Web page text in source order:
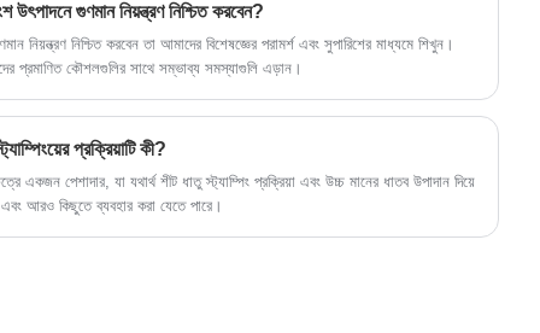
ইনস্টলেশনকে একটি হাওয়া বানিয়েছে।
উৎপাদনে গুণমান নিয়ন্ত্রণ নিশ্চিত করবেন?
নিয়ন্ত্রণ নিশ্চিত করবেন তা আমাদের বিশেষজ্ঞের পরামর্শ এবং সুপারিশের মাধ্যমে শিখুন।
প্রমাণিত কৌশলগুলির সাথে সম্ভাব্য সমস্যাগুলি এড়ান।
প্রক্রিয়াটি কী?
একজন পেশাদার, যা যথার্থ শীট ধাতু স্ট্যাম্পিং প্রক্রিয়া এবং উচ্চ মানের ধাতব উপাদান দিয়ে
আরও কিছুতে ব্যবহার করা যেতে পারে।